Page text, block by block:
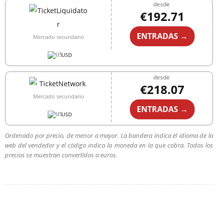
Mercado secundario
USD
desde
€192.71
ENTRADAS →
Mercado secundario
USD
desde
€218.07
ENTRADAS →
Ordenado por precio, de menor a mayor. La bandera indica el idioma de la
web del vendedor y el código indica la moneda en la que cobra. Todos los
precios se muestran convertidos a euros.